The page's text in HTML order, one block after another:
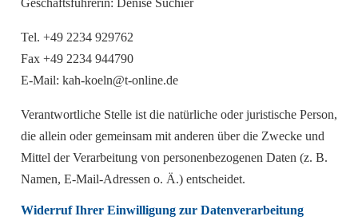
Geschäftsführerin: Denise Suchier
Tel. +49 2234 929762
Fax +49 2234 944790
E-Mail: kah-koeln@t-online.de
Verantwortliche Stelle ist die natürliche oder juristische Person,
die allein oder gemeinsam mit anderen über die Zwecke und
Mittel der Verarbeitung von personenbezogenen Daten (z. B.
Namen, E-Mail-Adressen o. Ä.) entscheidet.
Widerruf Ihrer Einwilligung zur Datenverarbeitung